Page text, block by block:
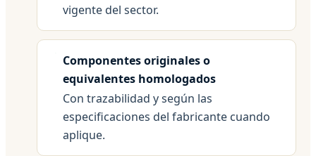
vigente del sector.
Componentes originales o
equivalentes homologados
Con trazabilidad y según las
especificaciones del fabricante cuando
aplique.